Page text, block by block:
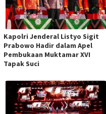
Kapolri Jenderal Listyo Sigit
Prabowo Hadir dalam Apel
Pembukaan Muktamar XVI
Tapak Suci